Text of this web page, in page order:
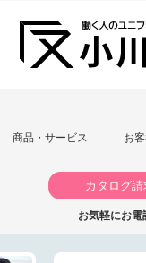
商品・サービス お
カタログ請
お気軽にお電